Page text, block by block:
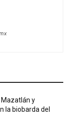
Mazatlán y
la biobarda del